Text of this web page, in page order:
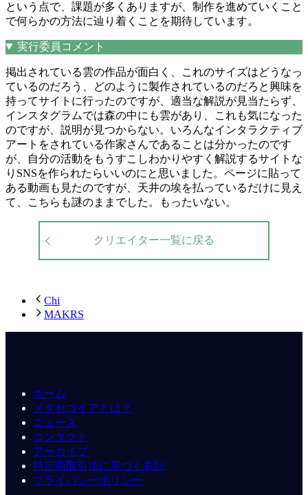
という点で、課題が多くありますが、制作を進めていくこと
で何らかの方法に辿り着くことを期待しています。
実行委員コメント
掲出されている雲の作品が面白く、これのサイズはどうなっ
ているのだろう、どのように製作されているのだろと興味を
持ってサイトに行ったのですが、適当な解説が見当たらず、
インスタグラムでは森の中にも雲があり、これも気になった
のですが、説明が見つからない。いろんなインタラクティブ
アートをされている作家さんであることは分かったのです
が、自分の活動をもうすこしわかりやすく解説するサイトな
りSNSを作られたらいいのにと思いました。ページに貼って
ある動画も見たのですが、天井の埃を払っているだけに見え
て、こちらも謎のままでした。もったいない。
クリエイター一覧に戻る
Chi
MAKRS
ホーム
メタセコイアとは？
ニュース
コンタクト
アーカイブ
特定商取引法に基づく表記
プライバシーポリシー